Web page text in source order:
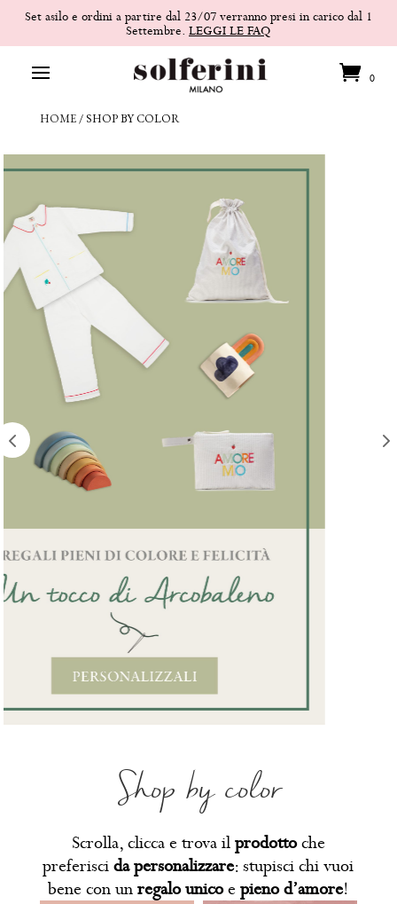
Set asilo e ordini a partire dal 23/07 verranno presi in carico dal 1
Settembre. LEGGI LE FAQ
0
HOME/ SHOP BY COLOR
Shop by color
Scrolla, clicca e trova ilprodottoche
preferiscida personalizzare: stupisci chi vuoi
bene con unregalo unicoepieno d’amore!